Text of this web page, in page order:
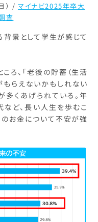
） /マイナビ2025年卒大
査
背景として学生が感じて
ろ、「老後の貯蓄（生活
もらえないかもしれない
多くあげられている。年
ど、長い人生を歩むこ
お金について不安が強